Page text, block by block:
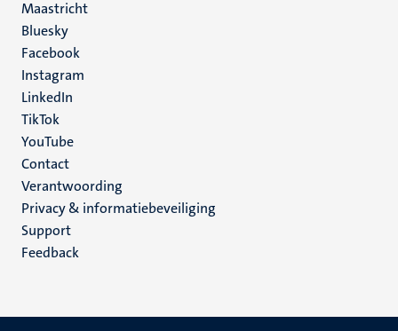
Maastricht
Social
media
Bluesky
Facebook
Instagram
LinkedIn
TikTok
YouTube
Menu
footer
(NL)
Contact
Verantwoording
Privacy & informatiebeveiliging
Support
Feedback